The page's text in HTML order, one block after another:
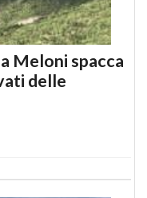
Meloni spacca
delle